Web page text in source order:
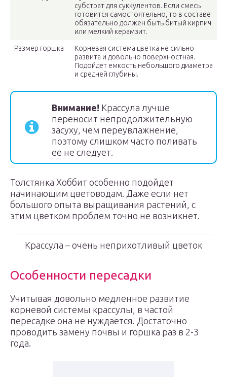
субстрат для суккулентов. Если смесь
готовится самостоятельно, то в составе
обязательно должен быть битый кирпич
или мелкий керамзит.
Размер горшка
Корневая система цветка не сильно
развита и довольно поверхностная.
Подойдет емкость небольшого диаметра
и средней глубины.
Внимание! Крассула лучше
переносит непродолжительную
засуху, чем переувлажнение,
поэтому слишком часто поливать
ее не следует.
Толстянка Хоббит особенно подойдет
начинающим цветоводам. Даже если нет
большого опыта выращивания растений, с
этим цветком проблем точно не возникнет.
Крассула – очень неприхотливый цветок
Особенности пересадки
Учитывая довольно медленное развитие
корневой системы крассулы, в частой
пересадке она не нуждается. Достаточно
проводить замену почвы и горшка раз в 2-3
года.